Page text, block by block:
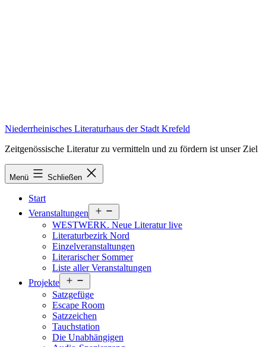
Niederrheinisches Literaturhaus der Stadt Krefeld
Zeitgenössische Literatur zu vermitteln und zu fördern ist unser Ziel
Menü Schließen
Start
Veranstaltungen
öffnen
WESTWERK. Neue Literatur live
Literaturbezirk Nord
Einzelveranstaltungen
Literarischer Sommer
Liste aller Veranstaltungen
Projekte
öffnen
Satzgefüge
Escape Room
Satzzeichen
Tauchstation
Die Unabhängigen